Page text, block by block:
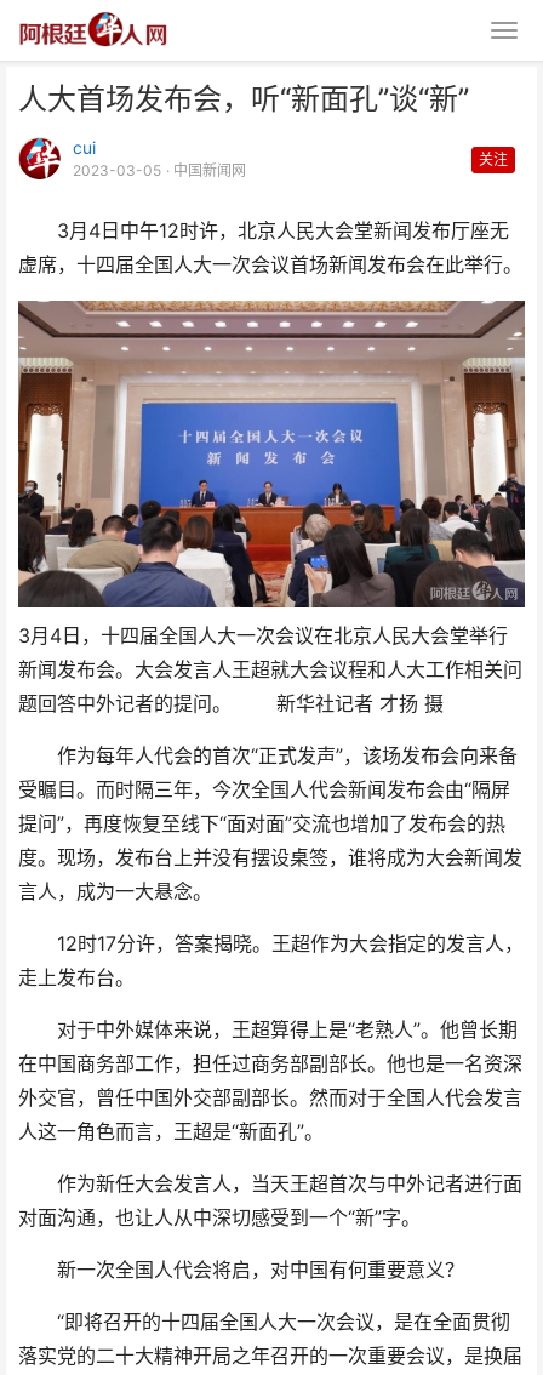
人大首场发布会，听“新面孔”谈“新”
cui
2023-03-05 · 中国新闻网
关注
3月4日中午12时许，北京人民大会堂新闻发布厅座无
虚席，十四届全国人大一次会议首场新闻发布会在此举行。
3月4日，十四届全国人大一次会议在北京人民大会堂举行
新闻发布会。大会发言人王超就大会议程和人大工作相关问
题回答中外记者的提问。 新华社记者 才扬 摄
作为每年人代会的首次“正式发声”，该场发布会向来备
受瞩目。而时隔三年，今次全国人代会新闻发布会由“隔屏
提问”，再度恢复至线下“面对面”交流也增加了发布会的热
度。现场，发布台上并没有摆设桌签，谁将成为大会新闻发
言人，成为一大悬念。
12时17分许，答案揭晓。王超作为大会指定的发言人，
走上发布台。
对于中外媒体来说，王超算得上是“老熟人”。他曾长期
在中国商务部工作，担任过商务部副部长。他也是一名资深
外交官，曾任中国外交部副部长。然而对于全国人代会发言
人这一角色而言，王超是“新面孔”。
作为新任大会发言人，当天王超首次与中外记者进行面
对面沟通，也让人从中深切感受到一个“新”字。
新一次全国人代会将启，对中国有何重要意义？
“即将召开的十四届全国人大一次会议，是在全面贯彻
落实党的二十大精神开局之年召开的一次重要会议，是换届
人大首场发布会，听“新面孔”谈
“新”